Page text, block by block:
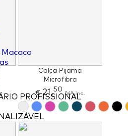
PROFISSIONAL
Calça Pijama
Microfibra
€21,50 IVA inc.